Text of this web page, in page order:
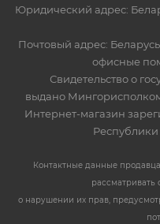
Юридический адрес:
Почтовый адрес:
офисные
Свидетельство о
выдано
Интернет-магазин
Республики
Контактные данные
рассматривать
о нарушении их прав,